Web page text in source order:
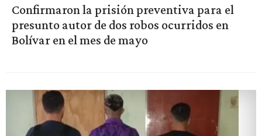
Confirmaron la prisión preventiva para el
presunto autor de dos robos ocurridos en
Bolívar en el mes de mayo